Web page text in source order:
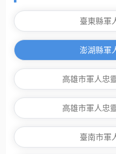
臺東縣軍
澎湖縣軍
高雄市軍人忠
高雄市軍人忠
臺南市軍